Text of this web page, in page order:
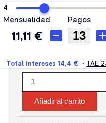
cantidad
Añadir al carrito